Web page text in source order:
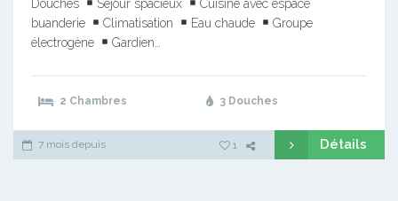
Douches
Séjour spacieux
Cuisine avec espace
buanderie
Climatisation Eau chaude
Groupe
électrogène
Gardien…
2 Chambres 3 Douches
7 mois depuis 1 Détails